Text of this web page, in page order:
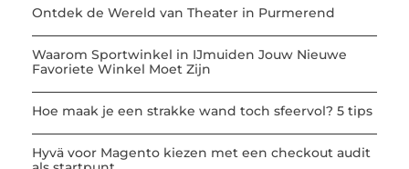
Ontdek de Wereld van Theater in Purmerend
Waarom Sportwinkel in IJmuiden Jouw Nieuwe
Favoriete Winkel Moet Zijn
Hoe maak je een strakke wand toch sfeervol? 5 tips
Hyvä voor Magento kiezen met een checkout audit